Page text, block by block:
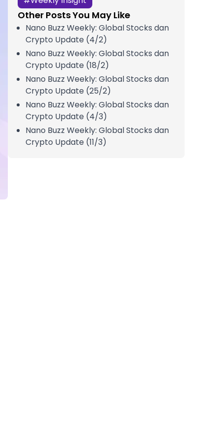
Other Posts You May Like
Nano Buzz Weekly: Global Stocks dan
Crypto Update (4/2)
Nano Buzz Weekly: Global Stocks dan
Crypto Update (18/2)
Nano Buzz Weekly: Global Stocks dan
Crypto Update (25/2)
Nano Buzz Weekly: Global Stocks dan
Crypto Update (4/3)
Nano Buzz Weekly: Global Stocks dan
Crypto Update (11/3)